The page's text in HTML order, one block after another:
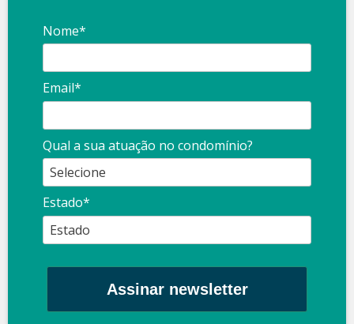
Nome*
Email*
Qual a sua atuação no condomínio?
Estado*
Assinar newsletter